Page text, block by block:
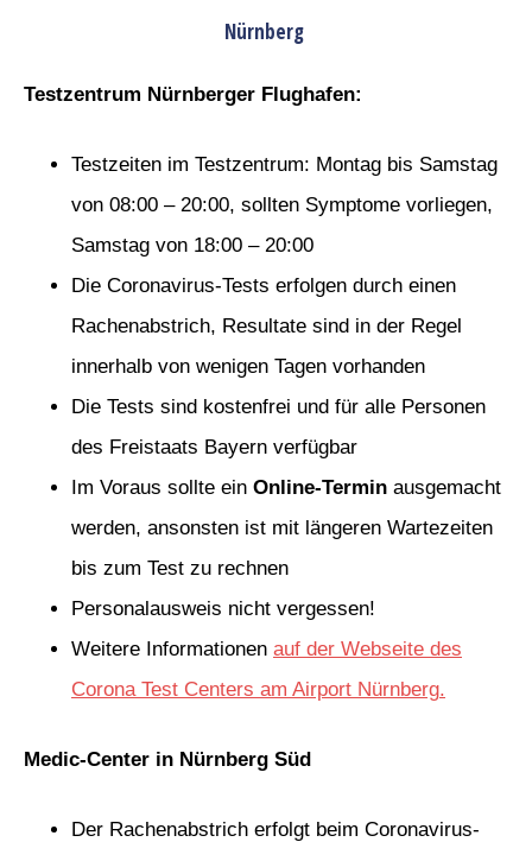
Nürnberg
Testzentrum Nürnberger Flughafen:
Testzeiten im Testzentrum: Montag bis Samstag
von 08:00 – 20:00, sollten Symptome vorliegen,
Samstag von 18:00 – 20:00
Die Coronavirus-Tests erfolgen durch einen
Rachenabstrich, Resultate sind in der Regel
innerhalb von wenigen Tagen vorhanden
Die Tests sind kostenfrei und für alle Personen
des Freistaats Bayern verfügbar
Im Voraus sollte ein Online-Termin ausgemacht
werden, ansonsten ist mit längeren Wartezeiten
bis zum Test zu rechnen
Personalausweis nicht vergessen!
Weitere Informationen auf der Webseite des
Corona Test Centers am Airport Nürnberg.
Medic-Center in Nürnberg Süd
Der Rachenabstrich erfolgt beim Coronavirus-